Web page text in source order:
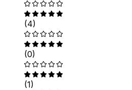
(4)
(0)
(1)